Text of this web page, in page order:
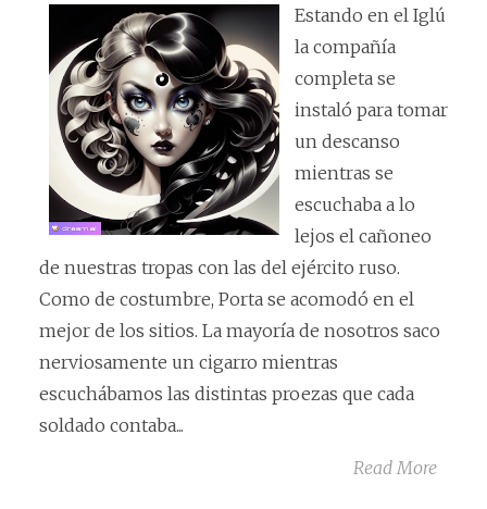
Estando en el Iglú
la compañía
completa se
instaló para tomar
un descanso
mientras se
escuchaba a lo
lejos el cañoneo
de nuestras tropas con las del ejército ruso.
Como de costumbre, Porta se acomodó en el
mejor de los sitios. La mayoría de nosotros saco
nerviosamente un cigarro mientras
escuchábamos las distintas proezas que cada
soldado contaba...
Read More